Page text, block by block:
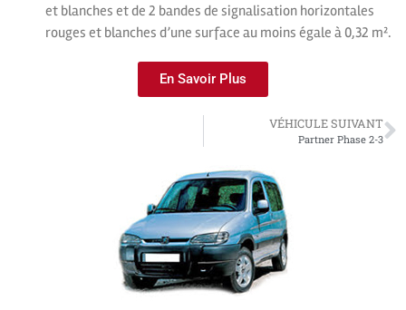
et blanches et de 2 bandes de signalisation horizontales
rouges et blanches d’une surface au moins égale à 0,32 m².
En Savoir Plus
VÉHICULE SUIVANT
Partner Phase 2-3